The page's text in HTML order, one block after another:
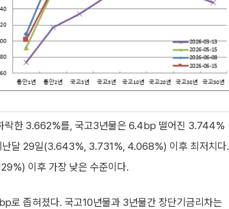
락한 3.662%를, 국고3년물은 6.4bp 떨어진 3.744%
난달 29일(3.643%, 3.731%, 4.068%) 이후 최저치다.
이후 가장 낮은 수준이다.
로 좁혀졌다. 국고10년물과 3년물간 장단기금리차는